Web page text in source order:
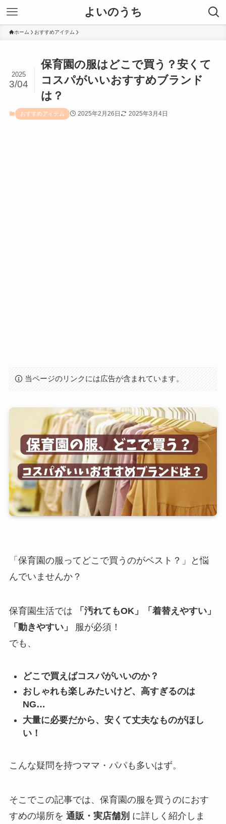
よいのうち
ホーム おすすめアイテム
保育園の服はどこで買う？安くて
コスパがいいおすすめブランド
は？
2025
3/04
おすすめアイテム 2025年2月26日 2025年3月4日
当ページのリンクには広告が含まれています。
「保育園の服ってどこで買うのがベスト？」と悩
んでいませんか？
保育園生活では
「汚れてもOK」「着替えやすい」
「動きやすい」
服が必須！
でも、
どこで買えばコスパがいいのか？
おしゃれも楽しみたいけど、高すぎるのは
NG…
大量に必要だから、安くて丈夫なものがほし
い！
こんな疑問を持つママ・パパも多いはず。
そこでこの記事では、保育園の服を買うのにおす
すめの場所を 通販・実店舗別 に詳しく紹介しま